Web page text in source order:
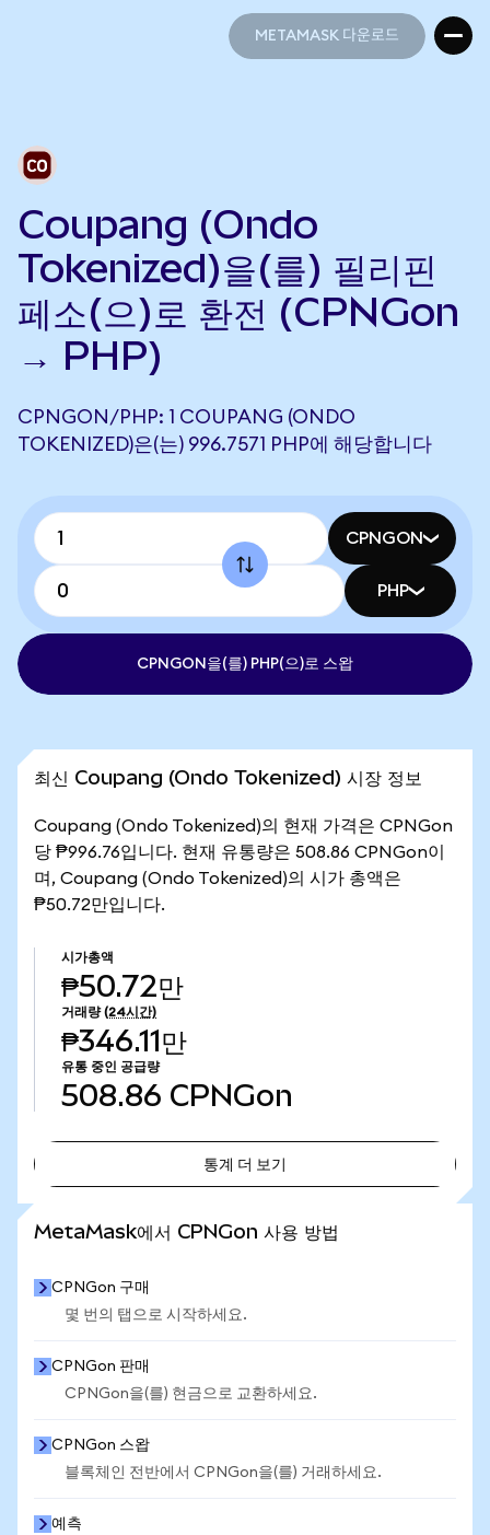
METAMASK 다운로드
Coupang (Ondo
Tokenized)을(를) 필리핀
페소(으)로 환전 (CPNGon
→ PHP)
CPNGON/PHP: 1 COUPANG (ONDO
TOKENIZED)은(는) 996.7571 PHP에 해당합니다
CPNGON
PHP
CPNGON을(를) PHP(으)로 스왑
최신 Coupang (Ondo Tokenized) 시장 정보
Coupang (Ondo Tokenized)의 현재 가격은 CPNGon
당 ₱996.76입니다. 현재 유통량은 508.86 CPNGon이
며, Coupang (Ondo Tokenized)의 시가 총액은
₱50.72만입니다.
시가총액
₱50.72만
거래량 (24시간)
₱346.11만
유통 중인 공급량
508.86 CPNGon
통계 더 보기
MetaMask에서 CPNGon 사용 방법
CPNGon 구매
몇 번의 탭으로 시작하세요.
CPNGon 판매
CPNGon을(를) 현금으로 교환하세요.
CPNGon 스왑
블록체인 전반에서 CPNGon을(를) 거래하세요.
예측